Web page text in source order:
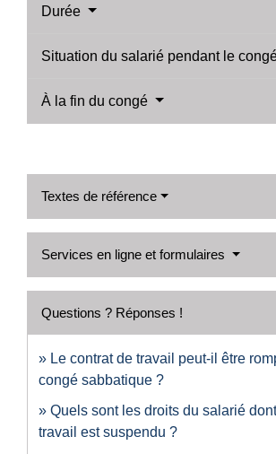
Durée
Situation du salarié pendant le
À la fin du congé
Textes de référence
Services en ligne et formulaires
Questions ? Réponses !
Le contrat de travail peut-il être
congé sabbatique ?
Quels sont les droits du salarié
travail est suspendu ?